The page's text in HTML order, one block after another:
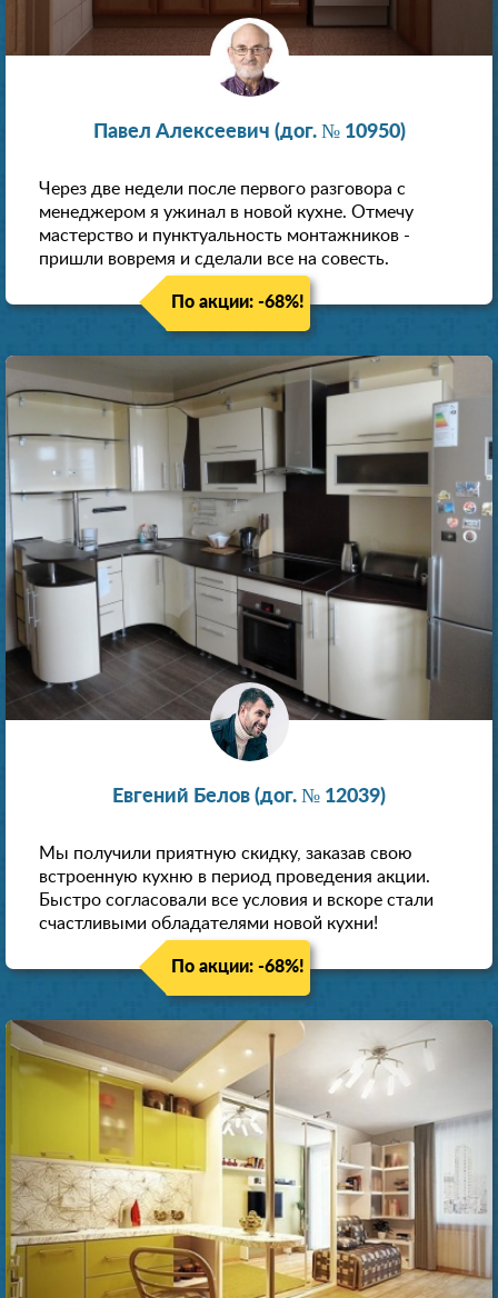
Павел Алексеевич (дог. № 10950)
Через две недели после первого разговора с
менеджером я ужинал в новой кухне. Отмечу
мастерство и пунктуальность монтажников -
пришли вовремя и сделали все на совесть.
По акции: -68%!
Евгений Белов (дог. № 12039)
Мы получили приятную скидку, заказав свою
встроенную кухню в период проведения акции.
Быстро согласовали все условия и вскоре стали
счастливыми обладателями новой кухни!
По акции: -68%!